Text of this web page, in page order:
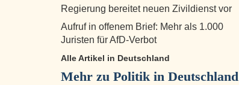
Regierung bereitet neuen Zivildienst vor
Aufruf in offenem Brief: Mehr als 1.000
Juristen für AfD-Verbot
Alle Artikel in Deutschland
Mehr zu Politik in Deutschland